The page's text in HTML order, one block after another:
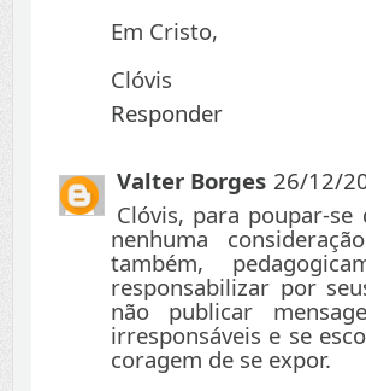
Em Cristo,
Clóvis
Responder
Valter Borges 26/12/
Clóvis, para poupar-
nenhuma
também,
responsabilizar por
não publicar
irresponsáveis e se
coragem de se expor.